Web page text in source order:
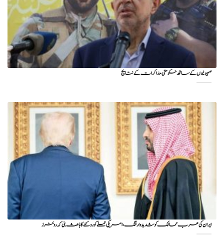
صہیونیوں کے ساتھ حکومتی مذاکرات کے نتایج
ایران کی عرب ممالک کو شدید وارننگ، امریکی حملے کو روکنے کا باعث بنی کہ روئٹرز